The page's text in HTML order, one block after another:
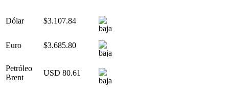
Dólar $3.107.84
Euro $3.685.80
Petróleo
Brent
USD 80.61